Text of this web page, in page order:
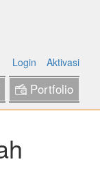
Login Aktivasi
Portfolio